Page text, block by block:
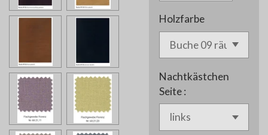
Holzfarbe
Nachtkästchen
Seite :